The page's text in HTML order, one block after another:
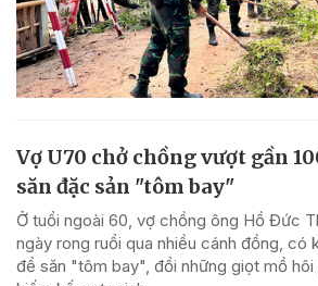
Vợ U70 chở chồng vượt gần
săn đặc sản "tôm bay"
Ở tuổi ngoài 60, vợ chồng ông Hồ Đức
ngày rong ruổi qua nhiều cánh đồng, có
để săn "tôm bay", đổi những giọt mồ hôi